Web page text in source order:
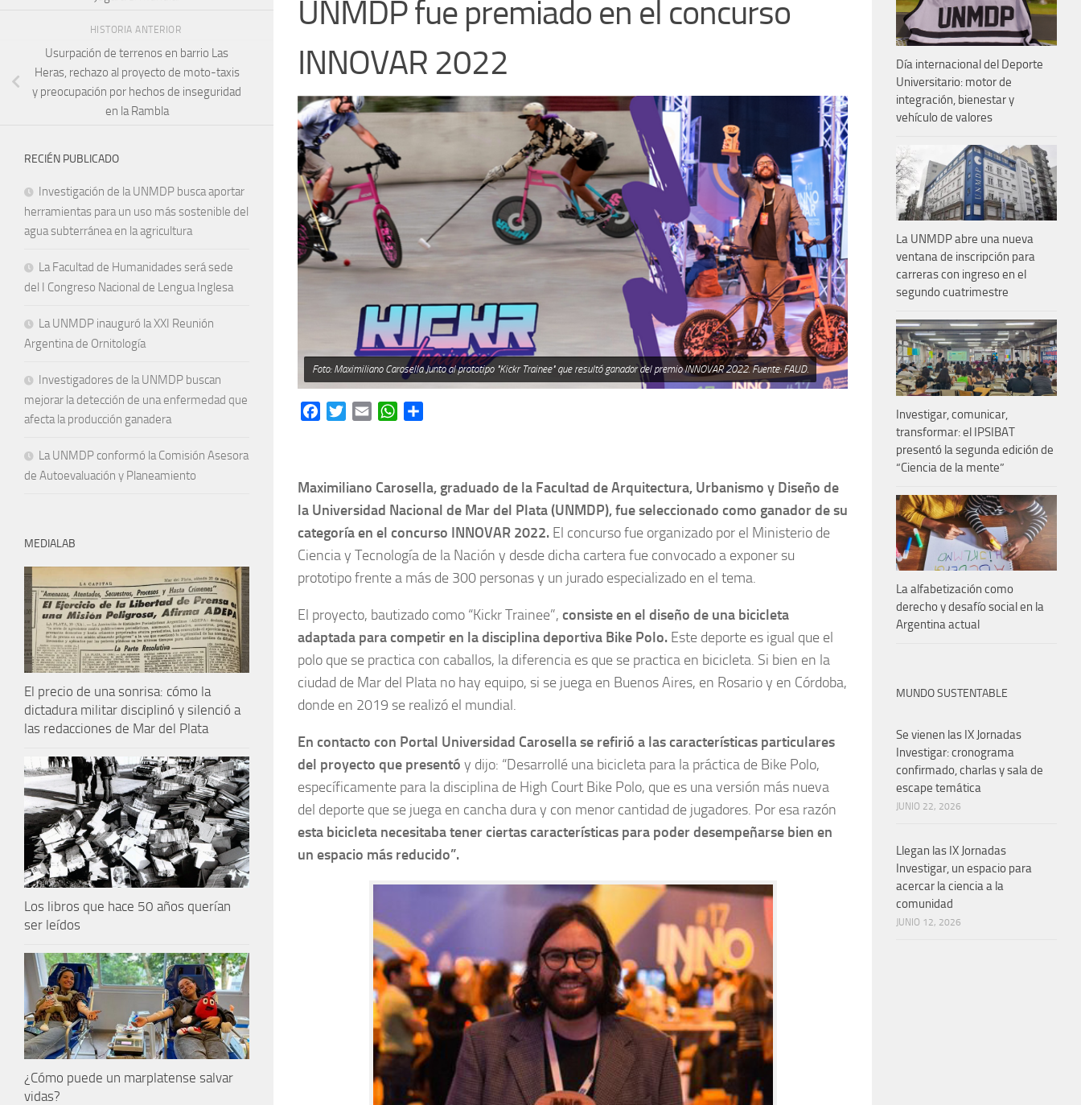
UNMDP fue premiado en el concurso
INNOVAR 2022
Foto: Maximiliano Carosella Junto al prototipo "Kickr Trainee" que resultó ganador del premio INNOVAR 2022. Fuente: FAUD.
FacebookTwitterEmail WhatsApp
Maximiliano Carosella, graduado de la Facultad de Arquitectura, Urbanismo y Diseño de
la Universidad Nacional de Mar del Plata (UNMDP), fue seleccionado como ganador de su
categoría en el concurso INNOVAR 2022. El concurso fue organizado por el Ministerio de
Ciencia y Tecnología de la Nación y desde dicha cartera fue convocado a exponer su
prototipo frente a más de 300 personas y un jurado especializado en el tema.
El proyecto, bautizado como “Kickr Trainee”, consiste en el diseño de una bicicleta
adaptada para competir en la disciplina deportiva Bike Polo. Este deporte es igual que el
polo que se practica con caballos, la diferencia es que se practica en bicicleta. Si bien en la
ciudad de Mar del Plata no hay equipo, si se juega en Buenos Aires, en Rosario y en Córdoba,
donde en 2019 se realizó el mundial.
En contacto con Portal Universidad Carosella se refirió a las características particulares
del proyecto que presentó y dijo: “Desarrollé una bicicleta para la práctica de Bike Polo,
específicamente para la disciplina de High Court Bike Polo, que es una versión más nueva
del deporte que se juega en cancha dura y con menor cantidad de jugadores. Por esa razón
esta bicicleta necesitaba tener ciertas características para poder desempeñarse bien en
un espacio más reducido”.
HISTORIA ANTERIOR
Usurpación de terrenos en barrio Las
Heras, rechazo al proyecto de moto-taxis
y preocupación por hechos de inseguridad
en la Rambla
RECIÉN PUBLICADO
Investigación de la UNMDP busca aportar
herramientas para un uso más sostenible del
agua subterránea en la agricultura
La Facultad de Humanidades será sede
del I Congreso Nacional de Lengua Inglesa
La UNMDP inauguró la XXI Reunión
Argentina de Ornitología
Investigadores de la UNMDP buscan
mejorar la detección de una enfermedad que
afecta la producción ganadera
La UNMDP conformó la Comisión Asesora
de Autoevaluación y Planeamiento
MEDIALAB
El precio de una sonrisa: cómo la
dictadura militar disciplinó y silenció a
las redacciones de Mar del Plata
Los libros que hace 50 años querían
ser leídos
¿Cómo puede un marplatense salvar
vidas?
Día internacional del Deporte
Universitario: motor de
integración, bienestar y
vehículo de valores
La UNMDP abre una nueva
ventana de inscripción para
carreras con ingreso en el
segundo cuatrimestre
Investigar, comunicar,
transformar: el IPSIBAT
presentó la segunda edición de
“Ciencia de la mente”
La alfabetización como
derecho y desafío social en la
Argentina actual
MUNDO SUSTENTABLE
Se vienen las IX Jornadas
Investigar: cronograma
confirmado, charlas y sala de
escape temática
JUNIO 22, 2026
Llegan las IX Jornadas
Investigar, un espacio para
acercar la ciencia a la
comunidad
JUNIO 12, 2026